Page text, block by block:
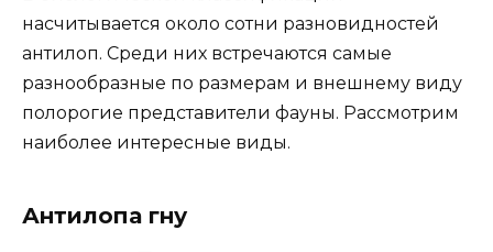
насчитывается около сотни разновидностей
антилоп. Среди них встречаются самые
разнообразные по размерам и внешнему виду
полорогие представители фауны. Рассмотрим
наиболее интересные виды.
Антилопа гну